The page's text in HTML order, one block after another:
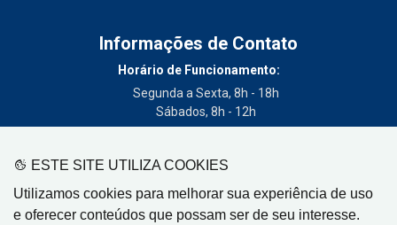
ESTE SITE UTILIZA COOKIES
Utilizamos cookies para melhorar sua experiência de uso
e oferecer conteúdos que possam ser de seu interesse.
Informações de Contato
Horário de Funcionamento:
Segunda a Sexta, 8h - 18h
Sábados, 8h - 12h
(19) 3404-3700
Circulação:
Limeira - SP, Artur Nogueira - SP, Cordeirópolis - SP,